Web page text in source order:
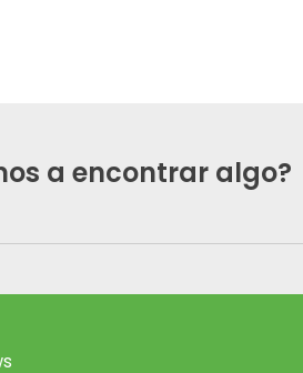
a encontrar algo?